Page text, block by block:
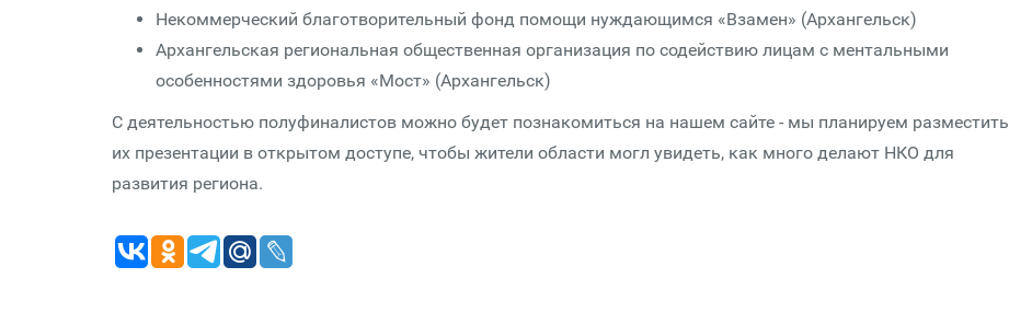
Некоммерческий благотворительный фонд помощи нуждающимся «Взамен» (Архангельск)
Архангельская региональная общественная организация по содействию лицам с ментальными
особенностями здоровья «Мост» (Архангельск)
С деятельностью полуфиналистов можно будет познакомиться на нашем сайте - мы планируем разместить
их презентации в открытом доступе, чтобы жители области могл увидеть, как много делают НКО для
развития региона.